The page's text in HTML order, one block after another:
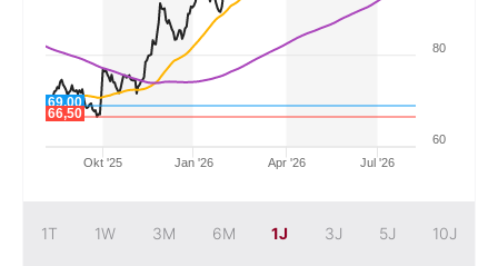
Mein Konto
Jan '26 Jul '26
Okt '25 Apr '26
60
80
69,00
66,50
1T 1W 3M 6M 1J 3J 5J 10J